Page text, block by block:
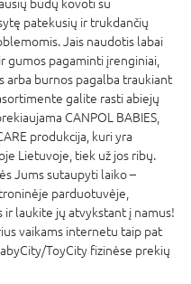
būdų kovoti su
patekusių ir trukdančių
Jais naudotis labai
gumos pagaminti įrenginiai,
arba burnos pagalba traukiant
galite rasti abiejų
CANPOL BABIES,
produkcija, kuri yra
Lietuvoje, tiek už jos ribų.
Jums sutaupyti laiko –
parduotuvėje,
ir laukite jų atvykstant į namus!
vaikams internetu taip pat
ToyCity fizinėse prekių